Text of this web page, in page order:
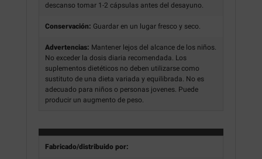
descanso tomar 1-2 cápsulas antes del desayuno.
Conservación: Guardar en un lugar fresco y seco.
Advertencias: Mantener lejos del alcance de los niños.
No exceder la dosis diaria recomendada. Los
suplementos dietéticos no deben utilizarse como
sustituto de una dieta variada y equilibrada. No es
adecuado para niños o personas jovenes. Puede
producir un augmento de peso.
Fabricado/distribuido por: